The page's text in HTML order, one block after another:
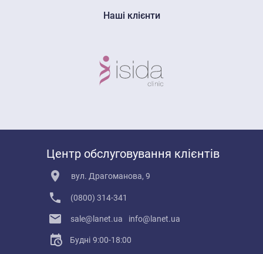
Наші клієнти
Центр обслуговування клієнтів
вул. Драгоманова, 9
(0800) 314-341
sale@lanet.ua info@lanet.ua
Будні 9:00-18:00